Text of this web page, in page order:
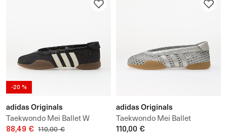
-20 %
adidas Originals
Taekwondo Mei Ballet W
88,49 € 110,00 €
adidas Originals
Taekwondo Mei Ballet
110,00 €